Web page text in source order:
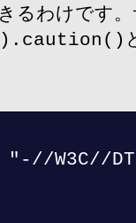
るわけです
).caution()
"-//W3C//